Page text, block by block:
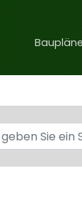
Baupläne